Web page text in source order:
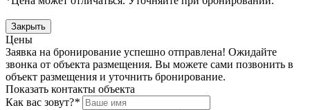
Закрыть
Цены
Заявка на бронирование успешно отправлена! Ожидайте
звонка от объекта размещения. Вы можете сами позвонить в
объект размещения и уточнить бронирование.
Показать контакты объекта
Как вас зовут?*